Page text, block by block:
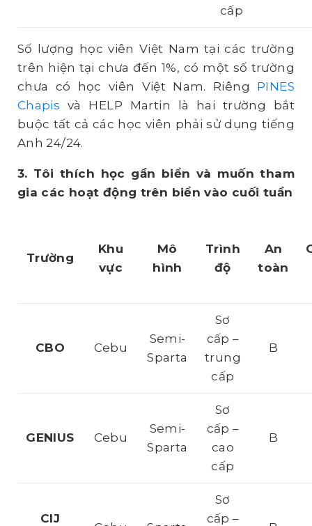
cấp
Số lượng học viên Việt Nam tại các trường
trên hiện tại chưa đến 1%, có một số trường
chưa có học viên Việt Nam. Riêng PINES
Chapis và HELP Martin là hai trường bắt
buộc tất cả các học viên phải sử dụng tiếng
Anh 24/24.
3. Tôi thích học gần biển và muốn tham
gia các hoạt động trên biển vào cuối tuần
Trường
Khu
vực
Mô
hình
Trình
độ
An
toàn
CBO Cebu
Semi-
Sparta
Sơ
cấp –
trung
cấp
B
GENIUS Cebu
Semi-
Sparta
Sơ
cấp –
cao
cấp
B
CIJ
Sơ
cấp –